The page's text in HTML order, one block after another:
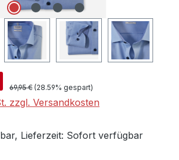
Regulärer Preis:
69,95 € (28.59% gespart)
zzgl. Versandkosten
Lieferzeit: Sofort verfügbar